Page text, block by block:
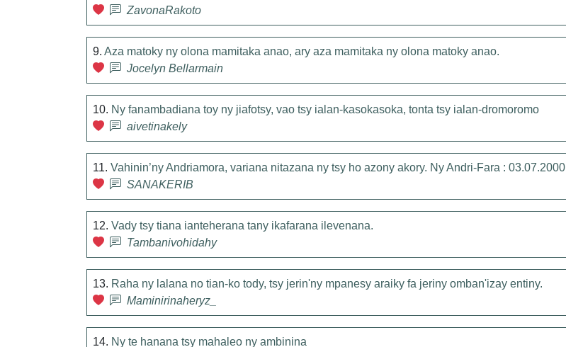
ZavonaRakoto
9. Aza matoky ny olona mamitaka anao, ary aza mamitaka ny olona matoky anao.
Jocelyn Bellarmain
10. Ny fanambadiana toy ny jiafotsy, vao tsy ialan-kasokasoka, tonta tsy ialan-dromoromo
aivetinakely
11. Vahinin’ny Andriamora, variana nitazana ny tsy ho azony akory. Ny Andri-Fara : 03.07.2000
SANAKERIB
12. Vady tsy tiana ianteherana tany ikafarana ilevenana.
Tambanivohidahy
13. Raha ny lalana no tian-ko tody, tsy jerin'ny mpanesy araiky fa jeriny omban'izay entiny.
Maminirinaheryz_
14. Ny te hanana tsy mahaleo ny ambinina